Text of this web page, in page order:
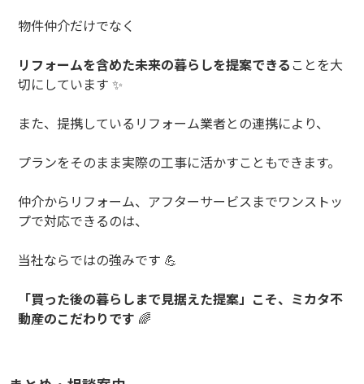
物件仲介だけでなく
リフォームを含めた未来の暮らしを提案できる ことを大
切にしています✨
また、提携しているリフォーム業者との連携により、
プランをそのまま実際の工事に活かすこともできます。
仲介からリフォーム、アフターサービスまでワンストッ
プで対応できるのは、
当社ならではの強みです 💪
「買った後の暮らしまで見据えた提案」こそ、ミカタ不
動産のこだわりです 🌈